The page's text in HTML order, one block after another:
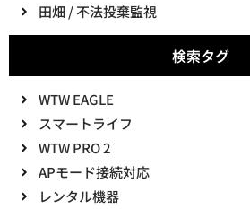
田畑 / 不法投棄監視
検索タグ
WTW EAGLE
スマートライフ
WTW PRO 2
APモード接続対応
レンタル機器